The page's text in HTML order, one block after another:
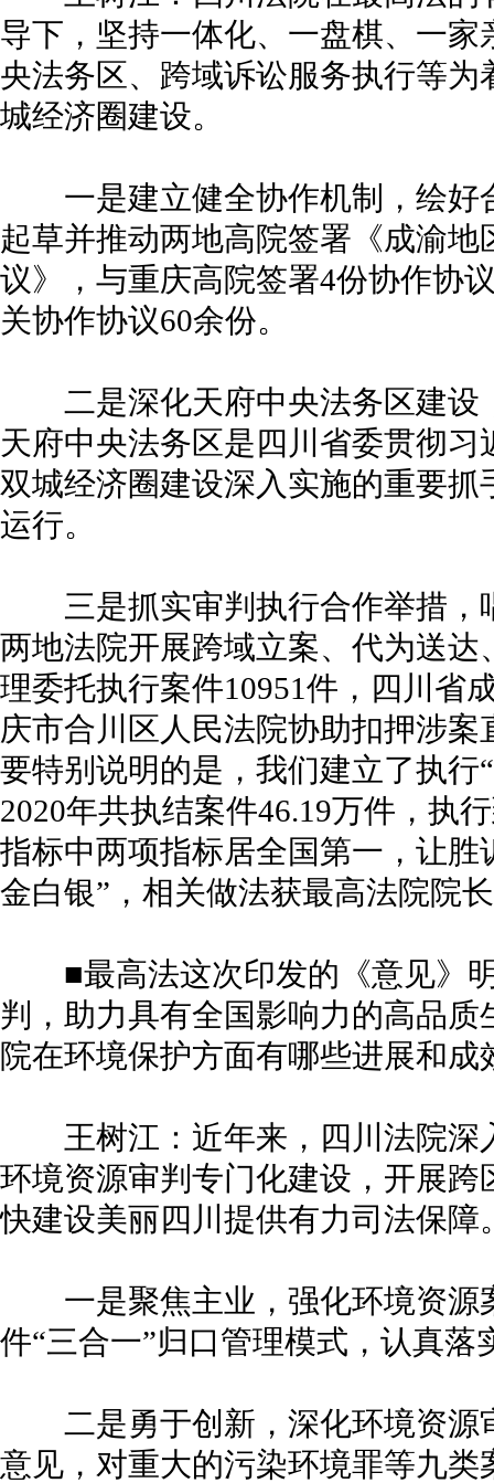
导下，坚持一体化、一盘棋、一
央法务区、跨域诉讼服务执行等
城经济圈建设。
一是建立健全协作机制，绘好
起草并推动两地高院签署《成渝
议》，与重庆高院签署4份协作协
关协作协议60余份。
二是深化天府中央法务区建设
天府中央法务区是四川省委贯彻
双城经济圈建设深入实施的重要
运行。
三是抓实审判执行合作举措，
两地法院开展跨域立案、代为送达
理委托执行案件10951件，四川省
庆市合川区人民法院协助扣押涉
要特别说明的是，我们建立了执行
2020年共执结案件46.19万件，执
指标中两项指标居全国第一，让胜
金白银”，相关做法获最高法院院
■最高法这次印发的《意见》明
判，助力具有全国影响力的高品
院在环境保护方面有哪些进展和成
王树江：近年来，四川法院深
环境资源审判专门化建设，开展
快建设美丽四川提供有力司法保
一是聚焦主业，强化环境资源
件“三合一”归口管理模式，认真落
二是勇于创新，深化环境资源
意见，对重大的污染环境罪等九类